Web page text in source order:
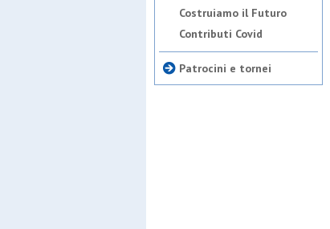
Costruiamo il Futuro
Contributi Covid
Patrocini e tornei